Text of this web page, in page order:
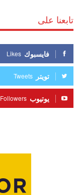
تابعنا على
فايسبوك Likes
تويتر Tweets
يوتيوب Followers